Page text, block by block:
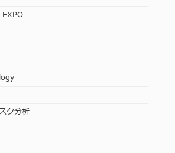
ク分析